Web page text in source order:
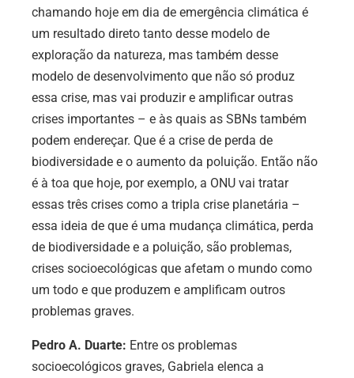
chamando hoje em dia de emergência climática é
um resultado direto tanto desse modelo de
exploração da natureza, mas também desse
modelo de desenvolvimento que não só produz
essa crise, mas vai produzir e amplificar outras
crises importantes – e às quais as SBNs também
podem endereçar. Que é a crise de perda de
biodiversidade e o aumento da poluição. Então não
é à toa que hoje, por exemplo, a ONU vai tratar
essas três crises como a tripla crise planetária –
essa ideia de que é uma mudança climática, perda
de biodiversidade e a poluição, são problemas,
crises socioecológicas que afetam o mundo como
um todo e que produzem e amplificam outros
problemas graves.
Pedro A. Duarte: Entre os problemas
socioecológicos graves, Gabriela elenca a